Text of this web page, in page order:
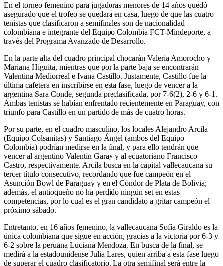
En el torneo femenino para jugadoras menores de 14 años quedó
asegurado que el trofeo se quedará en casa, luego de que las cuatro
tenistas que clasificaron a semifinales son de nacionalidad
colombiana e integrante del Equipo Colombia FCT-Mindeporte, a
través del Programa Avanzado de Desarrollo.
En la parte alta del cuadro principal chocarán Valeria Amorocho y
Mariana Higuita, mientras que por la parte baja se encontrarán
Valentina Mediorreal e Ivana Castillo. Justamente, Castillo fue la
última cafetera en inscribirse en esta fase, luego de vencer a la
argentina Sara Conde, segunda preclasificada, por 7-6(2), 2-6 y 6-1.
Ambas tenistas se habían enfrentado recientemente en Paraguay, con
triunfo para Castillo en un partido de más de cuatro horas.
Por su parte, en el cuadro masculino, los locales Alejandro Arcila
(Equipo Colsanitas) y Santiago Ángel (ambos del Equipo
Colombia) podrían medirse en la final, y para ello tendrán que
vencer al argentino Valentín Garay y al ecuatoriano Francisco
Castro, respectivamente. Arcila busca en la capital vallecaucana su
tercer título consecutivo, recordando que fue campeón en el
Asunción Bowl de Paraguay y en el Cóndor de Plata de Bolivia;
además, el antioqueño no ha perdido ningún set en estas
competencias, por lo cual es el gran candidato a gritar campeón el
próximo sábado.
Entretanto, en 16 años femenino, la vallecaucana Sofía Giraldo es la
única colombiana que sigue en acción, gracias a la victoria por 6-3 y
6-2 sobre la peruana Luciana Mendoza. En busca de la final, se
medirá a la estadounidense Julia Lares, quien arriba a esta fase luego
de superar el cuadro clasificatorio. La otra semifinal será entre la